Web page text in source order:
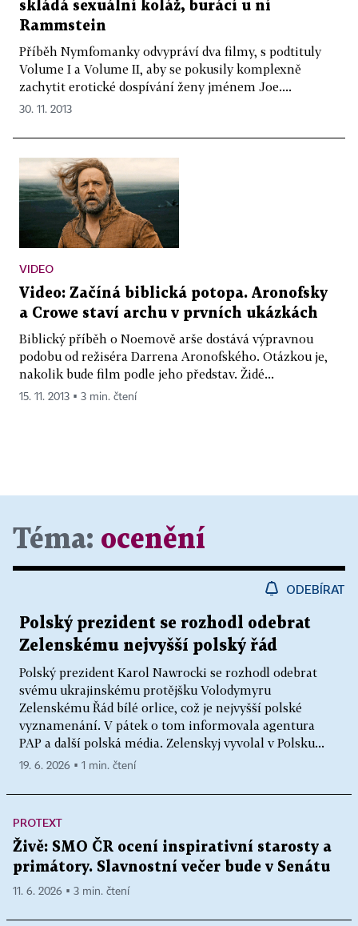
skládá sexuální koláž, burácí u ní
Rammstein
Příběh Nymfomanky odvypráví dva filmy, s podtituly
Volume I a Volume II, aby se pokusily komplexně
zachytit erotické dospívání ženy jménem Joe....
30. 11. 2013
VIDEO
Video: Začíná biblická potopa. Aronofsky
a Crowe staví archu v prvních ukázkách
Biblický příběh o Noemově arše dostává výpravnou
podobu od režiséra Darrena Aronofského. Otázkou je,
nakolik bude film podle jeho představ. Židé...
15. 11. 2013 ▪ 3 min. čtení
Téma: ocenění
ODEBÍRAT
Polský prezident se rozhodl odebrat
Zelenskému nejvyšší polský řád
Polský prezident Karol Nawrocki se rozhodl odebrat
svému ukrajinskému protějšku Volodymyru
Zelenskému Řád bílé orlice, což je nejvyšší polské
vyznamenání. V pátek o tom informovala agentura
PAP a další polská média. Zelenskyj vyvolal v Polsku...
19. 6. 2026 ▪ 1 min. čtení
PROTEXT
Živě: SMO ČR ocení inspirativní starosty a
primátory. Slavnostní večer bude v Senátu
11. 6. 2026 ▪ 3 min. čtení